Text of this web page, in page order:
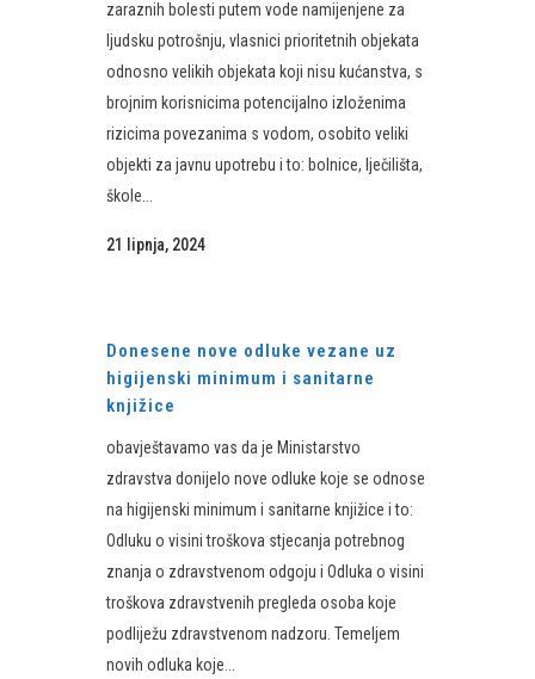
zaraznih bolesti putem vode namijenjene za
ljudsku potrošnju, vlasnici prioritetnih objekata
odnosno velikih objekata koji nisu kućanstva, s
brojnim korisnicima potencijalno izloženima
rizicima povezanima s vodom, osobito veliki
objekti za javnu upotrebu i to: bolnice, lječilišta,
škole...
21 lipnja, 2024
Donesene nove odluke vezane uz
higijenski minimum i sanitarne
knjižice
obavještavamo vas da je Ministarstvo
zdravstva donijelo nove odluke koje se odnose
na higijenski minimum i sanitarne knjižice i to:
Odluku o visini troškova stjecanja potrebnog
znanja o zdravstvenom odgoju i Odluka o visini
troškova zdravstvenih pregleda osoba koje
podliježu zdravstvenom nadzoru. Temeljem
novih odluka koje...